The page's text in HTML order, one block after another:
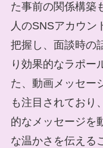
た事前の関係構築
人のSNSアカウン
把握し、面談時の
り効果的なラポー
た、動画メッセー
も注目されており
的なメッセージを
な温かさを伝える